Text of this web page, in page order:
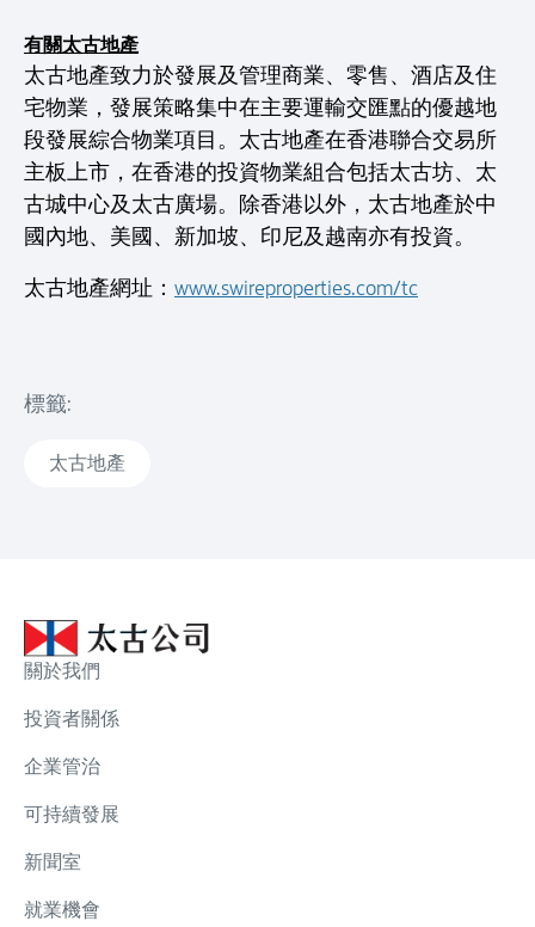
有關太古地產
太古地產致力於發展及管理商業、零售、酒店及住
宅物業，發展策略集中在主要運輸交匯點的優越地
段發展綜合物業項目。太古地產在香港聯合交易所
主板上市，在香港的投資物業組合包括太古坊、太
古城中心及太古廣場。除香港以外，太古地產於中
國內地、美國、新加坡、印尼及越南亦有投資。
太古地產網址： www.swireproperties.com/tc
標籤:
太古地產
關於我們
投資者關係
企業管治
可持續發展
新聞室
就業機會